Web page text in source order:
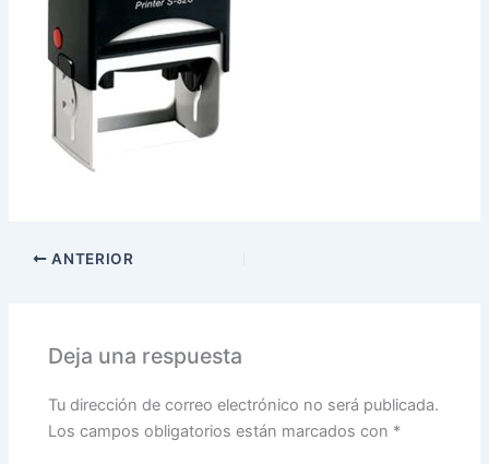
ANTERIOR
Deja una respuesta
Tu dirección de correo electrónico no será publicada.
Los campos obligatorios están marcados con *